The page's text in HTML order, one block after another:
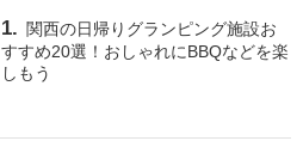
関西の日帰りグランピング施設お
すすめ20選！おしゃれにBBQなどを楽
しもう